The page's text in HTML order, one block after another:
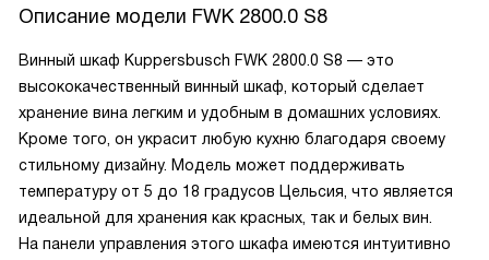
Описание модели FWK 2800.0 S8
Винный шкаф Kuppersbusch FWK 2800.0 S8 — это
высококачественный винный шкаф, который сделает
хранение вина легким и удобным в домашних условиях.
Кроме того, он украсит любую кухню благодаря своему
стильному дизайну. Модель может поддерживать
температуру от 5 до 18 градусов Цельсия, что является
идеальной для хранения как красных, так и белых вин.
На панели управления этого шкафа имеются интуитивно